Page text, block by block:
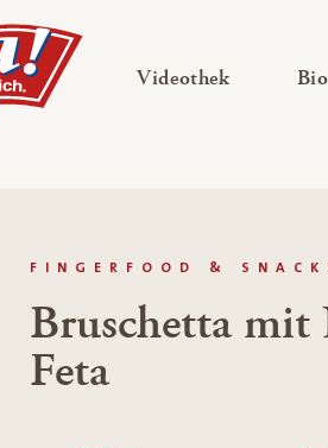
Videothek—
FINGERFOOD &
Bruschetta
Feta